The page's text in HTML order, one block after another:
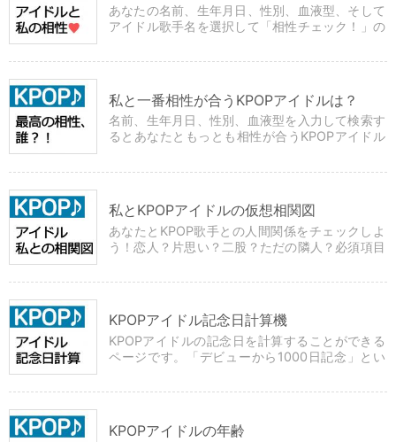
あなたの名前、生年月日、性別、血液型、そして
アイドル歌手名を選択して「相性チェック！」の
かるツールです。
私と一番相性が合うKPOPアイドルは？
名前、生年月日、性別、血液型を入力して検索す
るとあなたともっとも相性が合うKPOPアイドル
私とKPOPアイドルの仮想相関図
あなたとKPOP歌手との人間関係をチェックしよ
う！恋人？片思い？二股？ただの隣人？必須項目
断！
KPOPアイドル記念日計算機
KPOPアイドルの記念日を計算することができる
ページです。「デビューから1000日記念」とい
が分かります。
KPOPアイドルの年齢